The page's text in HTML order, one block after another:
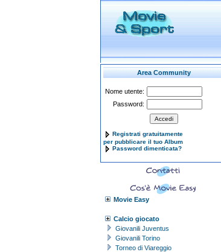
Area Community
Nome utente:
Password:
Registrati gratuitamente
per pubblicare il tuo Album
Password dimenticata?
Movie Easy
Calcio giocato
Giovanili Juventus
Giovanili Torino
Torneo di Viareggio